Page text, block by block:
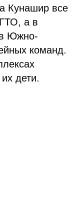
Кунашир все
а в
Южно-
команд.
дети.